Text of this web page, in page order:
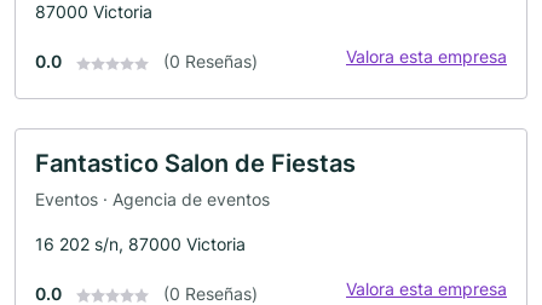
87000 Victoria
0.0 (0 Reseñas) Valora esta empresa
Fantastico Salon de Fiestas
Eventos · Agencia de eventos
16 202 s/n, 87000 Victoria
0.0 (0 Reseñas) Valora esta empresa